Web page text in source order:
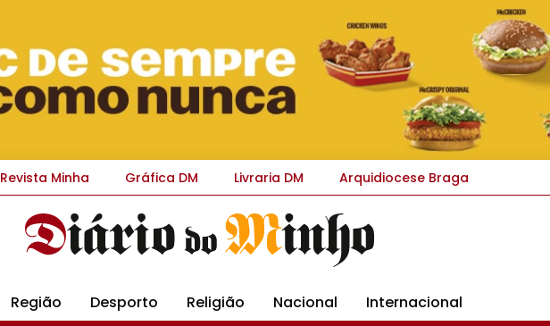
Revista Minha Gráfica DM Livraria DM Arquidiocese Braga
Região Desporto Religião Nacional
Internacional